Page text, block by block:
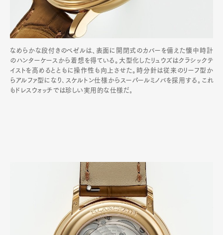
なめらかな段付きのベゼルは、表面に開閉式のカバーを備えた懐中時計
のハンターケースから着想を得ている。大型化したリュウズはクラシックテ
イストを高めるとともに操作性も向上させた。時分針は従来のリーフ型か
らアルファ型になり､スケルトン仕様からスーパールミノバを採用する｡これ
もドレスウォッチでは珍しい実用的な仕様だ｡